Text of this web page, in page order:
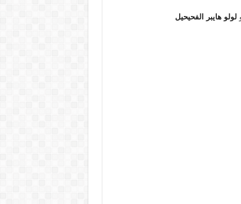
لولو هايبر الفحيحيل